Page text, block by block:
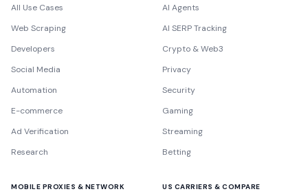
All Use Cases
Web Scraping
Developers
Social Media
Automation
E-commerce
Ad Verification
Research
AI Agents
AI SERP Tracking
Crypto & Web3
Privacy
Security
Gaming
Streaming
Betting
MOBILE PROXIES & NETWORK US CARRIERS & COMPARE